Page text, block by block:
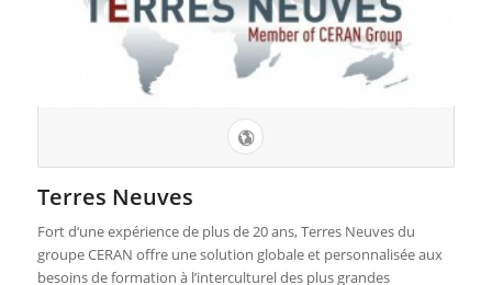
Terres Neuves
Fort d‘une expérience de plus de 20 ans, Terres Neuves du
groupe CERAN offre une solution globale et personnalisée aux
besoins de formation à l’interculturel des plus grandes